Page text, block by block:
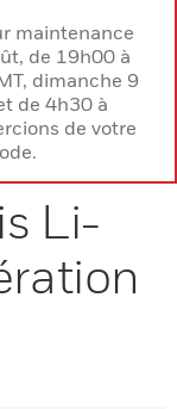
maintenance
de 19h00 à
dimanche 9
de 4h30 à
de votre
Li-